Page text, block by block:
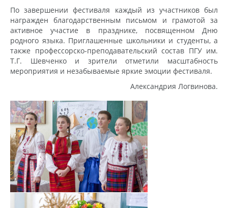
По завершении фестиваля каждый из участников был
награжден благодарственным письмом и грамотой за
активное участие в празднике, посвященном Дню
родного языка. Приглашенные школьники и студенты, а
также профессорско-преподавательский состав ПГУ им.
Т.Г. Шевченко и зрители отметили масштабность
мероприятия и незабываемые яркие эмоции фестиваля.
Александрия Логвинова.